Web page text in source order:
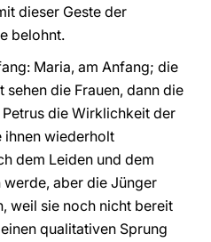
dieser Geste der
belohnt.
Maria, am Anfang; die
sehen die Frauen, dann die
die Wirklichkeit der
ihnen wiederholt
dem Leiden und dem
aber die Jünger
weil sie noch nicht bereit
qualitativen Sprung